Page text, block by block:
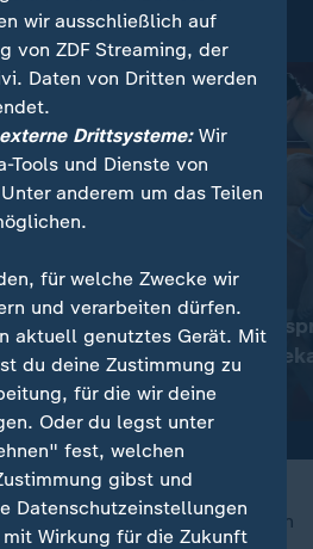
El-
Schwimm-EM 2026
Wieso
Knoll mit
Video0:22
nach oben
wir ausschließlich auf
von ZDF Streaming, der
Daten von Dritten werden
Drittsysteme:Wir
Tools und Dienste von
anderem um das Teilen
für welche Zwecke wir
und verarbeiten dürfen.
aktuell genutztes Gerät. Mit
du deine Zustimmung zu
für die wir deine
Oder du legst unter
fest, welchen
gibst und
Datenschutzeinstellungen
Wirkung für die Zukunft